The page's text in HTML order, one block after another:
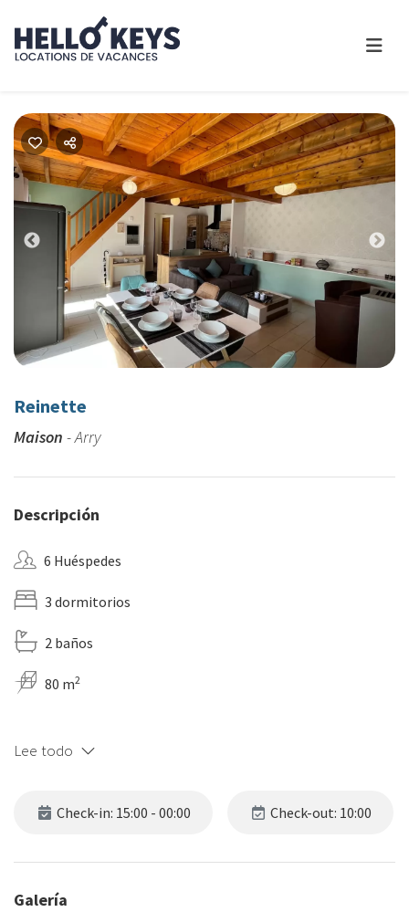
Previous
Reinette
Maison - Arry
Descripción
6 Huéspedes
3 dormitorios
2 baños
80 m2
Lee todo
Check-in: 15:00 - 00:00 Check-out: 10:00
Galería